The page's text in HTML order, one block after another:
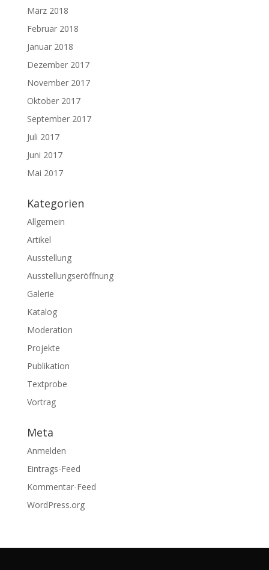
März 2018
Februar 2018
Januar 2018
Dezember 2017
November 2017
Oktober 2017
September 2017
Juli 2017
Juni 2017
Mai 2017
Kategorien
Allgemein
Artikel
Ausstellung
Ausstellungseröffnung
Galerie
Katalog
Moderation
Projekte
Publikation
Textprobe
Vortrag
Meta
Anmelden
Eintrags-Feed
Kommentar-Feed
WordPress.org